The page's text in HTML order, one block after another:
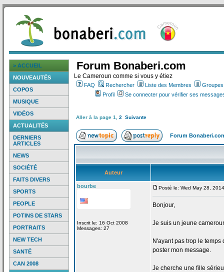
> ACCUEIL
NOUVEAUTÉS
COPOS
MUSIQUE
VIDÉOS
ACTUALITÉS
DERNIERS
ARTICLES
NEWS
SOCIÉTÉ
FAITS DIVERS
SPORTS
PEOPLE
POTINS DE STARS
PORTRAITS
NEW TECH
SANTÉ
CAN 2008
Forum Bonaberi.com
Le Cameroun comme si vous y étiez
FAQ Rechercher Liste des Membres
Profil
Se connecter pour vérifier ses
Aller à la page 1 2 Suivante
Forum
Auteur
bourbe
Inscrit le: 16 Oct 2008
Messages: 27
Posté le: Wed May 28,
Bonjour,
Je suis un jeune
N'ayant pas trop le temps
poster mon message.
Je cherche une fille